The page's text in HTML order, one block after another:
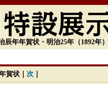
辰年年賀状・明治25年（1892年）
賀状｜ 次